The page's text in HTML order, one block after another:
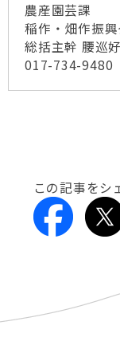
農産園芸課
稲作・畑作振
総括主幹 腰巡
017-734-9480
この記事をシ